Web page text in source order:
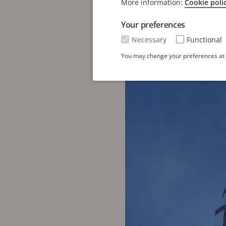
Verfahren für eine
Luftqualität und
More information: Cookie
Your preferences
Necessary Functional
You may change your preferences